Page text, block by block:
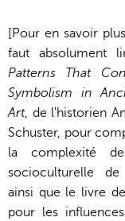
[Pour en savoir
faut absolument
Patterns That
Symbolism in
Art, de l'historien
Schuster, pour
la complexité
socioculturelle
ainsi que le livre
pour les